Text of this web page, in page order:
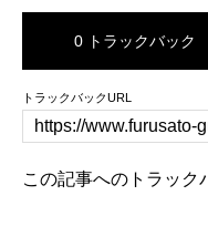
0 トラックバック
トラックバックURL
この記事へのトラック